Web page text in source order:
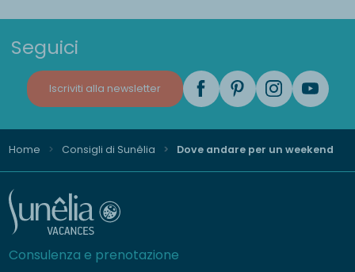
Seguici
Iscriviti alla newsletter
Home Consigli di Sunêlia Dove andare per un weekend
Consulenza e prenotazione